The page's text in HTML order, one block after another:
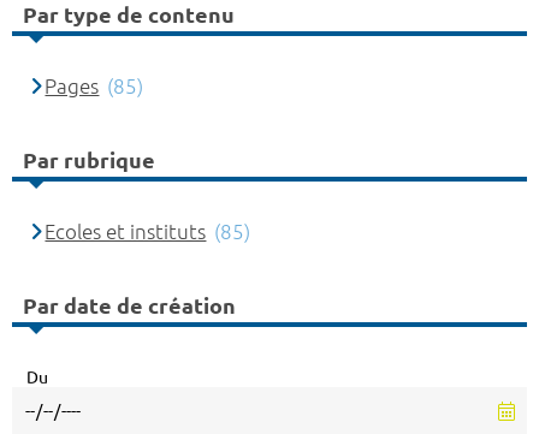
Par type de contenu
Pages (85)
Par rubrique
Ecoles et instituts (85)
Par date de création
Du